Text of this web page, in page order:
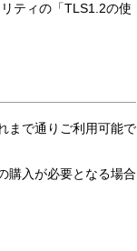
ィの「TLS1.2の使
まで通りご利用可能で
購入が必要となる場合